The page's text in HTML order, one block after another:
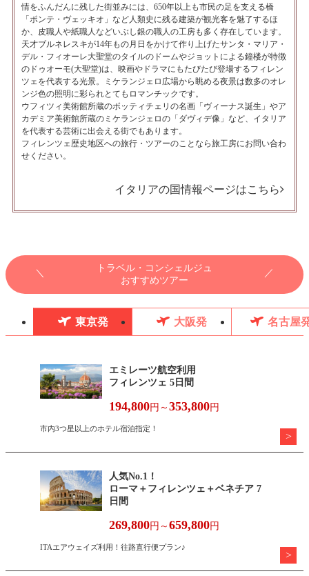
情をふんだんに残した街並みには、650年以上も市民の足を支える橋
「ポンテ・ヴェッキオ」など人類史に残る建築が観光客を魅了するほ
か、皮職人や紙職人などいぶし銀の職人の工房も多く存在しています。
天才ブルネレスキが14年もの月日をかけて作り上げたサンタ・マリア・
デル・フィオーレ大聖堂のタイルのドームやジョットによる鐘楼が特徴
のドゥオーモ(大聖堂)は、映画やドラマにもたびたび登場するフィレン
ツェを代表する光景。ミケランジェロ広場から眺める夜景は数多のオレ
ンジ色の照明に彩られとてもロマンチックです。
ウフィツィ美術館所蔵のボッティチェリの名画「ヴィーナス誕生」やア
カデミア美術館所蔵のミケランジェロの「ダヴィデ像」など、イタリア
を代表する芸術に出会える街でもあります。
フィレンツェ歴史地区への旅行・ツアーのことなら旅工房にお問い合わ
せください。
イタリアの国情報ページはこちら
トラベル・コンシェルジュ
おすすめツアー
東京発 大阪発 名古屋
エミレーツ航空利用
フィレンツェ 5日間
194,800円～ 353,800円
市内3つ星以上のホテル宿泊指定！
人気No.1！
ローマ＋フィレンツェ＋ベネチア 7
日間
269,800円～ 659,800円
ITAエアウェイズ利用！往路直行便プラン♪